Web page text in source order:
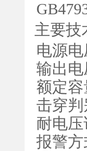
主要技
电源电
输出
额定容
击穿判
耐电压
报警